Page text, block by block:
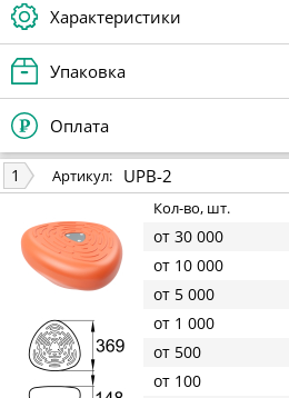
Характеристики
Упаковка
Оплата
1 Артикул: UPB-2
Кол-во, шт.
от 30 000
от 10 000
от 5 000
от 1 000
от 500
от 100